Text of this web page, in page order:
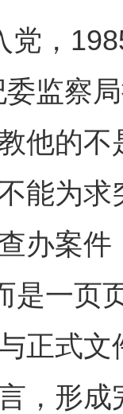
，
委监察
他的
能为
办案
是一页
正式
，形